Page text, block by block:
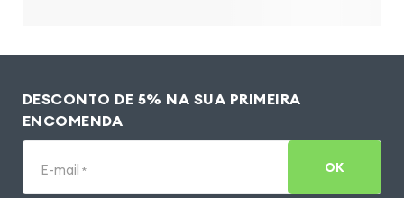
DESCONTO DE 5% NA SUA PRIMEIRA
ENCOMENDA
E-mail * OK